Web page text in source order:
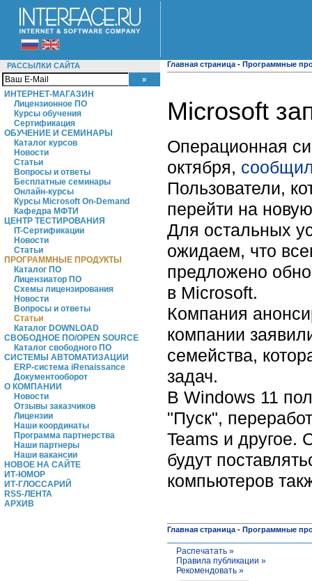
РАССЫЛКИ САЙТА
ИНТЕРНЕТ-МАГАЗИН
Лицензионное ПО
Курсы обучения
Сертификация
ОБУЧЕНИЕ И СЕМИНАРЫ
Каталог курсов
Новости
Статьи
Вопросы и ответы
Бесплатные семинары
Онлайн-курсы
Курсы Microsoft On-Demand
Кафедра МФТИ
ЦЕНТР ТЕСТИРОВАНИЯ
IT-Сертификации
Новости
Статьи
ПРОГРАММНЫЕ ПРОДУКТЫ
Каталог ПО
Лицензиатор ПО
Схемы лицензирования
Новости
Вопросы и ответы
Статьи
Каталог DOWNLOAD
СВОБОДНОЕ ПО/OPEN SOURCE
Каталог свободного ПО
СИСТЕМЫ АВТОМАТИЗАЦИИ
ERP-система iRenaissance
Документооборот
О КОМПАНИИ
Новости
Отзывы заказчиков
Лицензии
Наши координаты
Программа партнерства
Наши партнеры
Наши вакансии
НОВОЕ НА САЙТЕ
ИТ-ЮМОР
ИТ-ГЛОССАРИЙ
RSS-ЛЕНТА
АРХИВ
Главная страница - Программные
Microsoft
Операционная
октября,
Пользователи,
перейти на
Для остальных
ожидаем, что
предложено
в Microsoft.
Компания
компании
семейства,
задач.
В Windows 11
"Пуск",
Teams и другое.
будут
компьютеров
Главная страница - Программные
Распечатать »
Правила публикации »
Рекомендовать »